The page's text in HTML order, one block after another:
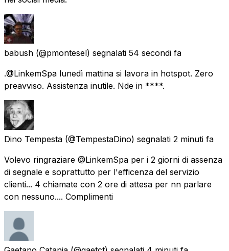
babush (@pmontesel) segnalati 54 secondi fa
.@LinkemSpa lunedì mattina si lavora in hotspot. Zero
preavviso. Assistenza inutile. Nde in ****.
Dino Tempesta (@TempestaDino) segnalati 2 minuti fa
Volevo ringraziare @LinkemSpa per i 2 giorni di assenza
di segnale e soprattutto per l'efficenza del servizio
clienti... 4 chiamate con 2 ore di attesa per nn parlare
con nessuno.... Complimenti